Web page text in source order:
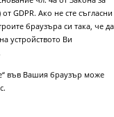
GDPR. Ако не сте съгласни
браузъра си така, че да
устройството Ви
във Вашия браузър може